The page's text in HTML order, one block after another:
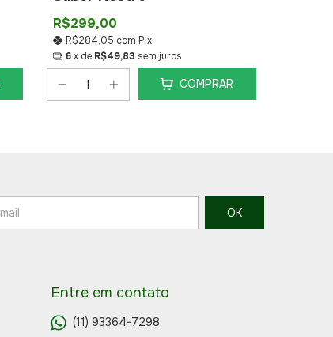
R$299,00
R$284,05 com Pix
6x de R$49,83 sem juros
COMPRAR
Entre em contato
(11) 93364-7298